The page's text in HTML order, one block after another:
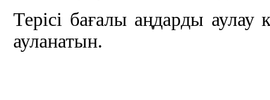
Терісі бағалы аңдарды
ауланатын.